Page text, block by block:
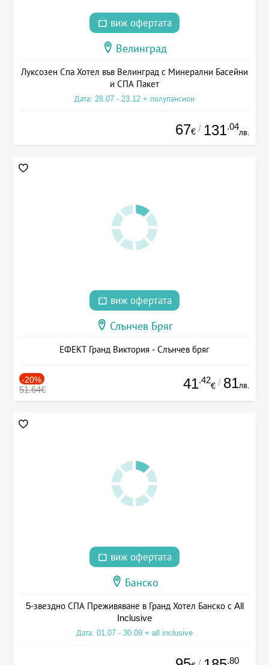
виж офертата
Велинград
Луксозен Спа Хотел във Велинград с Минерални Басейни
и СПА Пакет
Дата: 28.07 - 23.12 + полупансион
67€ / 131.04
лв.
виж офертата
Слънчев Бряг
ЕФЕКТ Гранд Виктория - Слънчев бряг
-20%
51.64€ 41.42
€ / 81лв.
виж офертата
Банско
5-звездно СПА Преживяване в Гранд Хотел Банско с All
Inclusive
Дата: 01.07 - 30.09 + all inclusive
.80